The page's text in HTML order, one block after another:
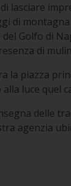
lasciare
di
Golfo di
di
la piazza
luce quel
delle
agenzia